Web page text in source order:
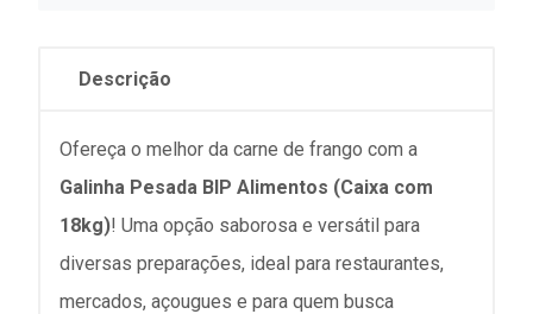
Descrição
Ofereça o melhor da carne de frango com a
Galinha Pesada BIP Alimentos (Caixa com
18kg)! Uma opção saborosa e versátil para
diversas preparações, ideal para restaurantes,
mercados, açougues e para quem busca